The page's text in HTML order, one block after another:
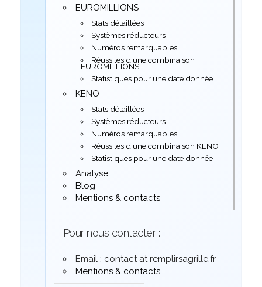
EUROMILLIONS
Stats détaillées
Systèmes réducteurs
Numéros remarquables
Réussites d'une combinaison
EUROMILLIONS
Statistiques pour une date donnée
KENO
Stats détaillées
Systèmes réducteurs
Numéros remarquables
Réussites d'une combinaison KENO
Statistiques pour une date donnée
Analyse
Blog
Mentions & contacts
Pour nous contacter :
Email : contact at remplirsagrille.fr
Mentions & contacts